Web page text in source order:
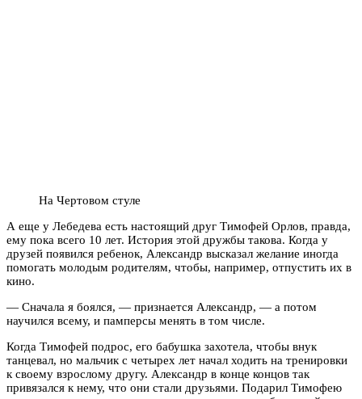
На Чертовом стуле
А еще у Лебедева есть настоящий друг Тимофей Орлов, правда,
ему пока всего 10 лет. История этой дружбы такова. Когда у
друзей появился ребенок, Александр высказал желание иногда
помогать молодым родителям, чтобы, например, отпустить их в
кино.
— Сначала я боялся, — признается Александр, — а потом
научился всему, и памперсы менять в том числе.
Когда Тимофей подрос, его бабушка захотела, чтобы внук
танцевал, но мальчик с четырех лет начал ходить на тренировки
к своему взрослому другу. Александр в конце концов так
привязался к нему, что они стали друзьями. Подарил Тимофею